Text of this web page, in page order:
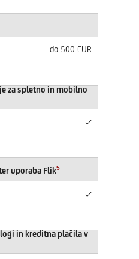
do 500 EUR
za spletno in mobilno
✓
uporaba Flik5
✓
in kreditna plačila v